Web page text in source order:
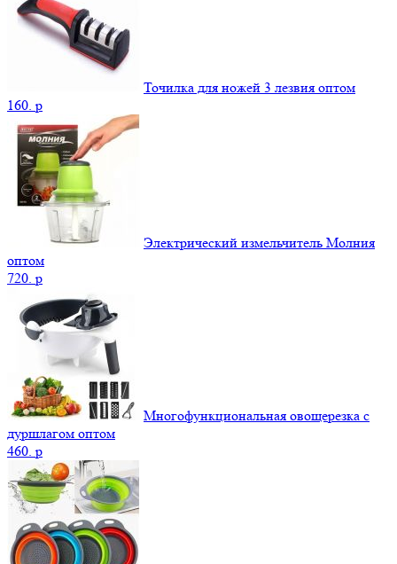
Точилка для ножей 3 лезвия оптом
160. p
Электрический измельчитель Молния
оптом
720. p
Многофункциональная овощерезка с
дуршлагом оптом
460. p